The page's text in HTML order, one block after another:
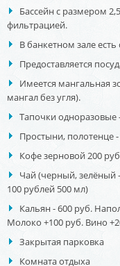
Бассейн с размером
фильтрацией.
В банкетном зале
Предоставляется
Имеется мангальная
мангал без угля).
Тапочки одноразовые
Простыни, полотенце -
Кофе зерновой 200
Чай (черный, зелёный
100 рублей 500 мл)
Кальян - 600 руб.
Молоко +100 руб. Вино
Закрытая парковка
Комната отдыха